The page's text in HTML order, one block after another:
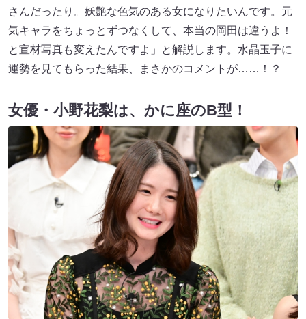
さんだったり。妖艶な色気のある女になりたいんです。元
気キャラをちょっとずつなくして、本当の岡田は違うよ！
と宣材写真も変えたんですよ」と解説します。水晶玉子に
運勢を見てもらった結果、まさかのコメントが……！？
女優・小野花梨は、かに座のB型！